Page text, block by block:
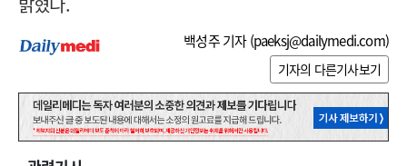
백성주 기자 (paeksj@dailymedi.com)
기자의 다른기사보기